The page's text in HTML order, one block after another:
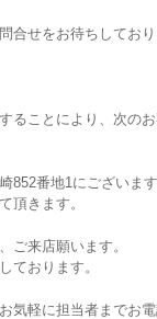
合せをお待ちしており
ることにより、次の
852番地1にございま
頂きます。
ご来店願います。
ております。
気軽に担当者までお